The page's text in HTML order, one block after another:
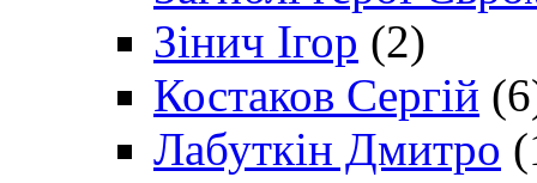
Зінич Ігор (2)
Костаков Сергій
Лабуткін Дмитро